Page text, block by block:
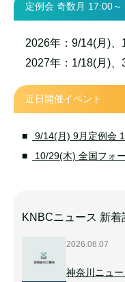
定例会 奇数月 17:00～
2026年：9/14(月)、
2027年：1/18(月)、
近日開催イベント
9/14(月) 9月定例会
10/29(木) 全国フォ
KNBCニュース 新着
2026.08.07
神奈川ニュ